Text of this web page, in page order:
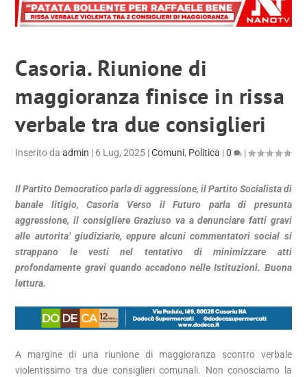
Casoria. Riunione di
maggioranza finisce in rissa
verbale tra due consiglieri
Inserito daadmin | 6 Lug, 2025 |Comuni, Politica |0 |
Il Partito Democratico parla di aggressione, il Partito Socialista di
banale litigio, Casoria Verso il Futuro parla di presunta
aggressione, il consigliere Graziuso va a denunciare fatti gravi
alle autorita’ giudiziarie, eppure alcuni commentatori social si
strappano le vesti nel tentativo di minimizzare atti
profondamente gravi quando accadono nelle Istituzioni. Buona
lettura.
A margine di una riunione di maggioranza scontro verbale
violentissimo tra due consiglieri comunali. Non conosciamo la